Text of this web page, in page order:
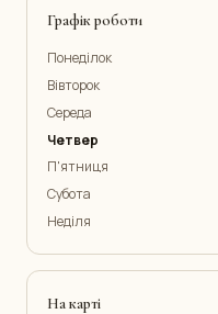
Графік роботи
Понеділок
Вівторок
Середа
Четвер
П'ятниця
Субота
Неділя
На карті